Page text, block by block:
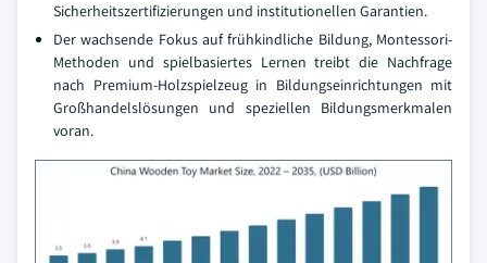
Sicherheitszertifizierungen und institutionellen Garantien.
Der wachsende Fokus auf frühkindliche Bildung, Montessori-
Methoden und spielbasiertes Lernen treibt die Nachfrage
nach Premium-Holzspielzeug in Bildungseinrichtungen mit
Großhandelslösungen und speziellen Bildungsmerkmalen
voran.